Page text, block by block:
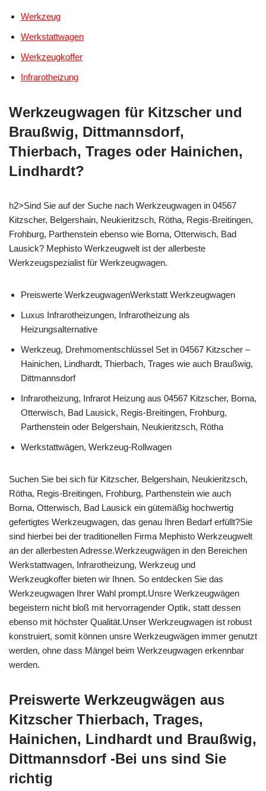
Werkzeug
Werkstattwagen
Werkzeugkoffer
Infrarotheizung
Werkzeugwagen für Kitzscher und
Braußwig, Dittmannsdorf,
Thierbach, Trages oder Hainichen,
Lindhardt?
h2>Sind Sie auf der Suche nach Werkzeugwagen in 04567
Kitzscher, Belgershain, Neukieritzsch, Rötha, Regis-Breitingen,
Frohburg, Parthenstein ebenso wie Borna, Otterwisch, Bad
Lausick? Mephisto Werkzeugwelt ist der allerbeste
Werkzeugspezialist für Werkzeugwagen.
Preiswerte WerkzeugwagenWerkstatt Werkzeugwagen
Luxus Infrarotheizungen, Infrarotheizung als
Heizungsalternative
Werkzeug, Drehmomentschlüssel Set in 04567 Kitzscher –
Hainichen, Lindhardt, Thierbach, Trages wie auch Braußwig,
Dittmannsdorf
Infrarotheizung, Infrarot Heizung aus 04567 Kitzscher, Borna,
Otterwisch, Bad Lausick, Regis-Breitingen, Frohburg,
Parthenstein oder Belgershain, Neukieritzsch, Rötha
Werkstattwägen, Werkzeug-Rollwagen
Suchen Sie bei sich für Kitzscher, Belgershain, Neukieritzsch,
Rötha, Regis-Breitingen, Frohburg, Parthenstein wie auch
Borna, Otterwisch, Bad Lausick ein gütemäßig hochwertig
gefertigtes Werkzeugwagen, das genau Ihren Bedarf erfüllt?Sie
sind hierbei bei der traditionellen Firma Mephisto Werkzeugwelt
an der allerbesten Adresse.Werkzeugwägen in den Bereichen
Werkstattwagen, Infrarotheizung, Werkzeug und
Werkzeugkoffer bieten wir Ihnen. So entdecken Sie das
Werkzeugwagen Ihrer Wahl prompt.Unsre Werkzeugwägen
begeistern nicht bloß mit hervorragender Optik, statt dessen
ebenso mit höchster Qualität.Unser Werkzeugwagen ist robust
konstruiert, somit können unsre Werkzeugwägen immer genutzt
werden, ohne dass Mängel beim Werkzeugwagen erkennbar
werden.
Preiswerte Werkzeugwägen aus
Kitzscher Thierbach, Trages,
Hainichen, Lindhardt und Braußwig,
Dittmannsdorf -Bei uns sind Sie
richtig